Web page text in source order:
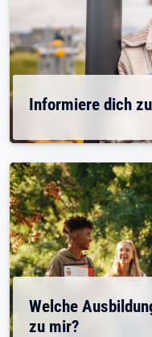
Informiere dich
Welche
zu mir?